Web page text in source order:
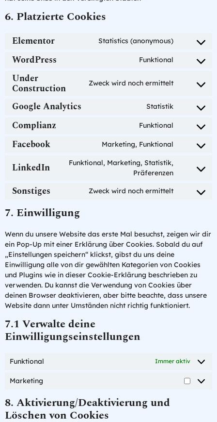
6. Platzierte Cookies
Elementor Statistics (anonymous)
WordPress Funktional
Under
Construction Zweck wird noch ermittelt
Google Analytics Statistik
Complianz Funktional
Facebook Marketing, Funktional
LinkedIn
Funktional, Marketing, Statistik,
Präferenzen
Sonstiges Zweck wird noch ermittelt
7. Einwilligung
Wenn du unsere Website das erste Mal besuchst, zeigen wir dir
ein Pop-Up mit einer Erklärung über Cookies. Sobald du auf
„Einstellungen speichern“ klickst, gibst du uns deine
Einwilligung alle von dir gewählten Kategorien von Cookies
und Plugins wie in dieser Cookie-Erklärung beschrieben zu
verwenden. Du kannst die Verwendung von Cookies über
deinen Browser deaktivieren, aber bitte beachte, dass unsere
Website dann unter Umständen nicht richtig funktioniert.
7.1 Verwalte deine
Einwilligungseinstellungen
Funktional Immer aktiv
Marketing
8. Aktivierung/Deaktivierung und
Löschen von Cookies